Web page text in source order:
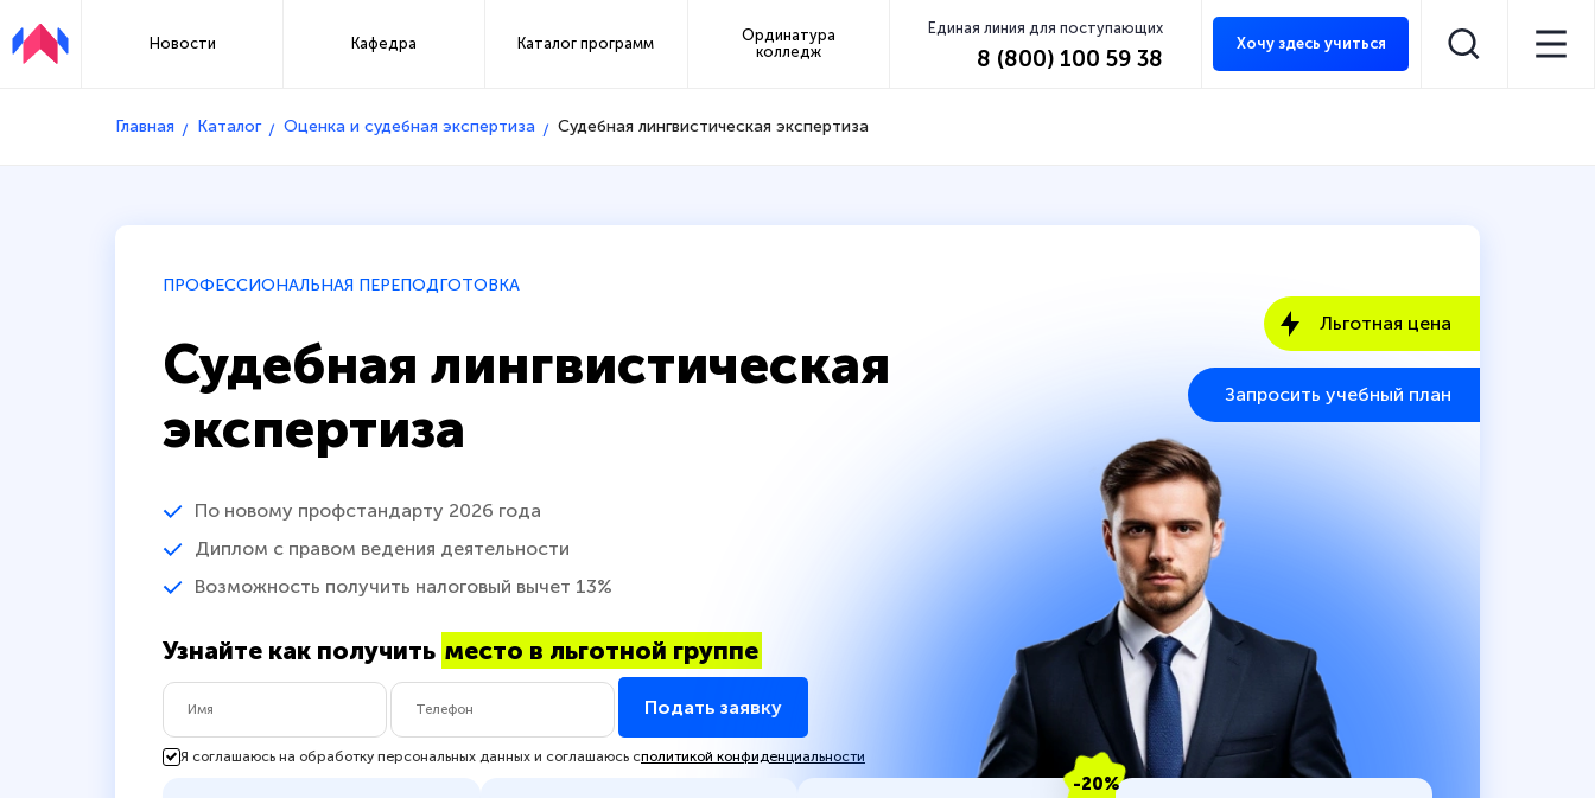
Новости Кафедра Каталог программ
Ординатура
колледж
Единая линия для поступающих
8 (800) 100 59 38
Хочу здесь учиться
Главная Каталог Оценка и судебная экспертиза Судебная лингвистическая экспертиза
ПРОФЕССИОНАЛЬНАЯ ПЕРЕПОДГОТОВКА
Судебная лингвистическая
экспертиза
По новому профстандарту 2026 года
Диплом с правом ведения деятельности
Возможность получить налоговый вычет 13%
Узнайте как получить место в льготной группе
Подать заявку
Я соглашаюсь на обработку персональных данных и соглашаюсь сполитикой конфиденциальности
Льготная цена
Запросить учебный план
-20%